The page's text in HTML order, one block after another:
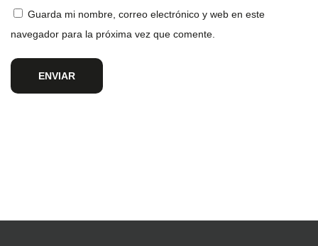
Guarda mi nombre, correo electrónico y web en este
navegador para la próxima vez que comente.